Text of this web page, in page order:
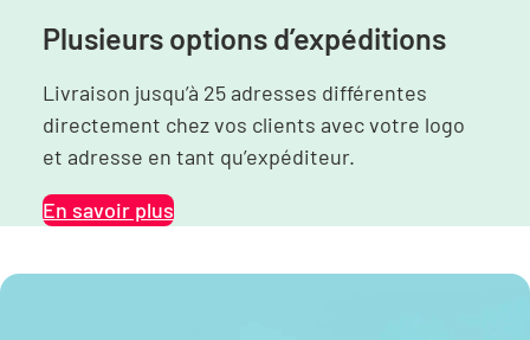
Plusieurs options d’expéditions
Livraison jusqu’à 25 adresses différentes
directement chez vos clients avec votre logo
et adresse en tant qu’expéditeur.
En savoir plus